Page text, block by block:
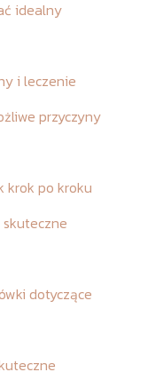
idealny
i leczenie
przyczyny
krok po kroku
dotyczące